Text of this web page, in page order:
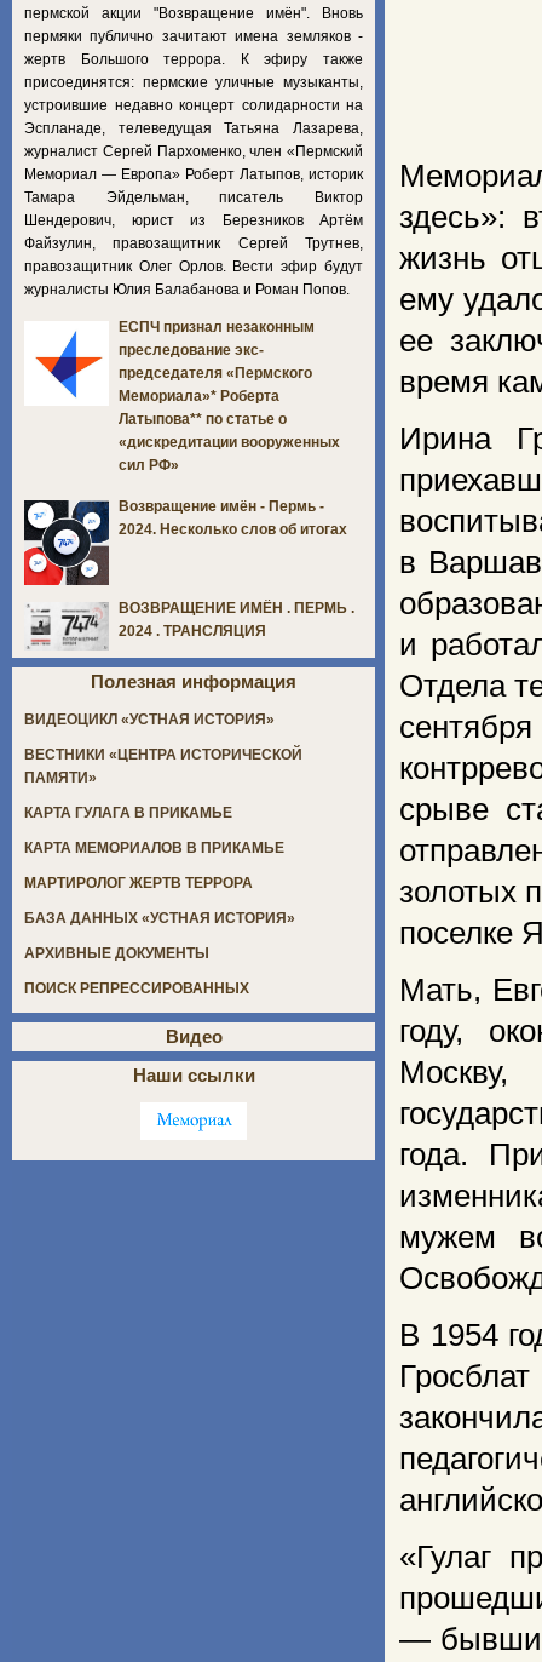
здесь»:
жизнь
ему
ее
время
Ирина
в
и
Отдела
срыве
золотых
поселке
Мать,
году,
года.
мужем
В 1954
«Гулаг
— бывшие
пермской акции "Возвращение имён". Вновь
пермяки публично зачитают имена земляков -
жертв Большого террора. К эфиру также
присоединятся: пермские уличные музыканты,
устроившие недавно концерт солидарности на
Эспланаде, телеведущая Татьяна Лазарева,
журналист Сергей Пархоменко, член «Пермский
Мемориал — Европа» Роберт Латыпов, историк
Тамара Эйдельман, писатель Виктор
Шендерович, юрист из Березников Артём
Файзулин, правозащитник Сергей Трутнев,
правозащитник Олег Орлов. Вести эфир будут
журналисты Юлия Балабанова и Роман Попов.
ЕСПЧ признал незаконным
преследование экс-
председателя «Пермского
Мемориала»* Роберта
Латыпова** по статье о
«дискредитации вооруженных
сил РФ»
Возвращение имён - Пермь -
2024. Несколько слов об итогах
ВОЗВРАЩЕНИЕ ИМЁН . ПЕРМЬ .
2024 . ТРАНСЛЯЦИЯ
Полезная информация
ВИДЕОЦИКЛ «УСТНАЯ ИСТОРИЯ»
ВЕСТНИКИ «ЦЕНТРА ИСТОРИЧЕСКОЙ
ПАМЯТИ»
КАРТА ГУЛАГА В ПРИКАМЬЕ
КАРТА МЕМОРИАЛОВ В ПРИКАМЬЕ
МАРТИРОЛОГ ЖЕРТВ ТЕРРОРА
БАЗА ДАННЫХ «УСТНАЯ ИСТОРИЯ»
АРХИВНЫЕ ДОКУМЕНТЫ
ПОИСК РЕПРЕССИРОВАННЫХ
Видео
Наши ссылки